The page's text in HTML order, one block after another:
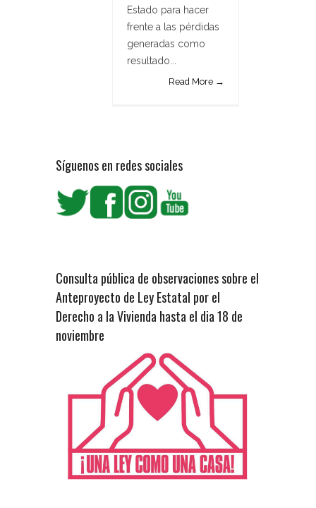
Estado para hacer
frente a las pérdidas
generadas como
resultado...
Read More →
Síguenos en redes sociales
Consulta pública de observaciones sobre el
Anteproyecto de Ley Estatal por el
Derecho a la Vivienda hasta el dia 18 de
noviembre